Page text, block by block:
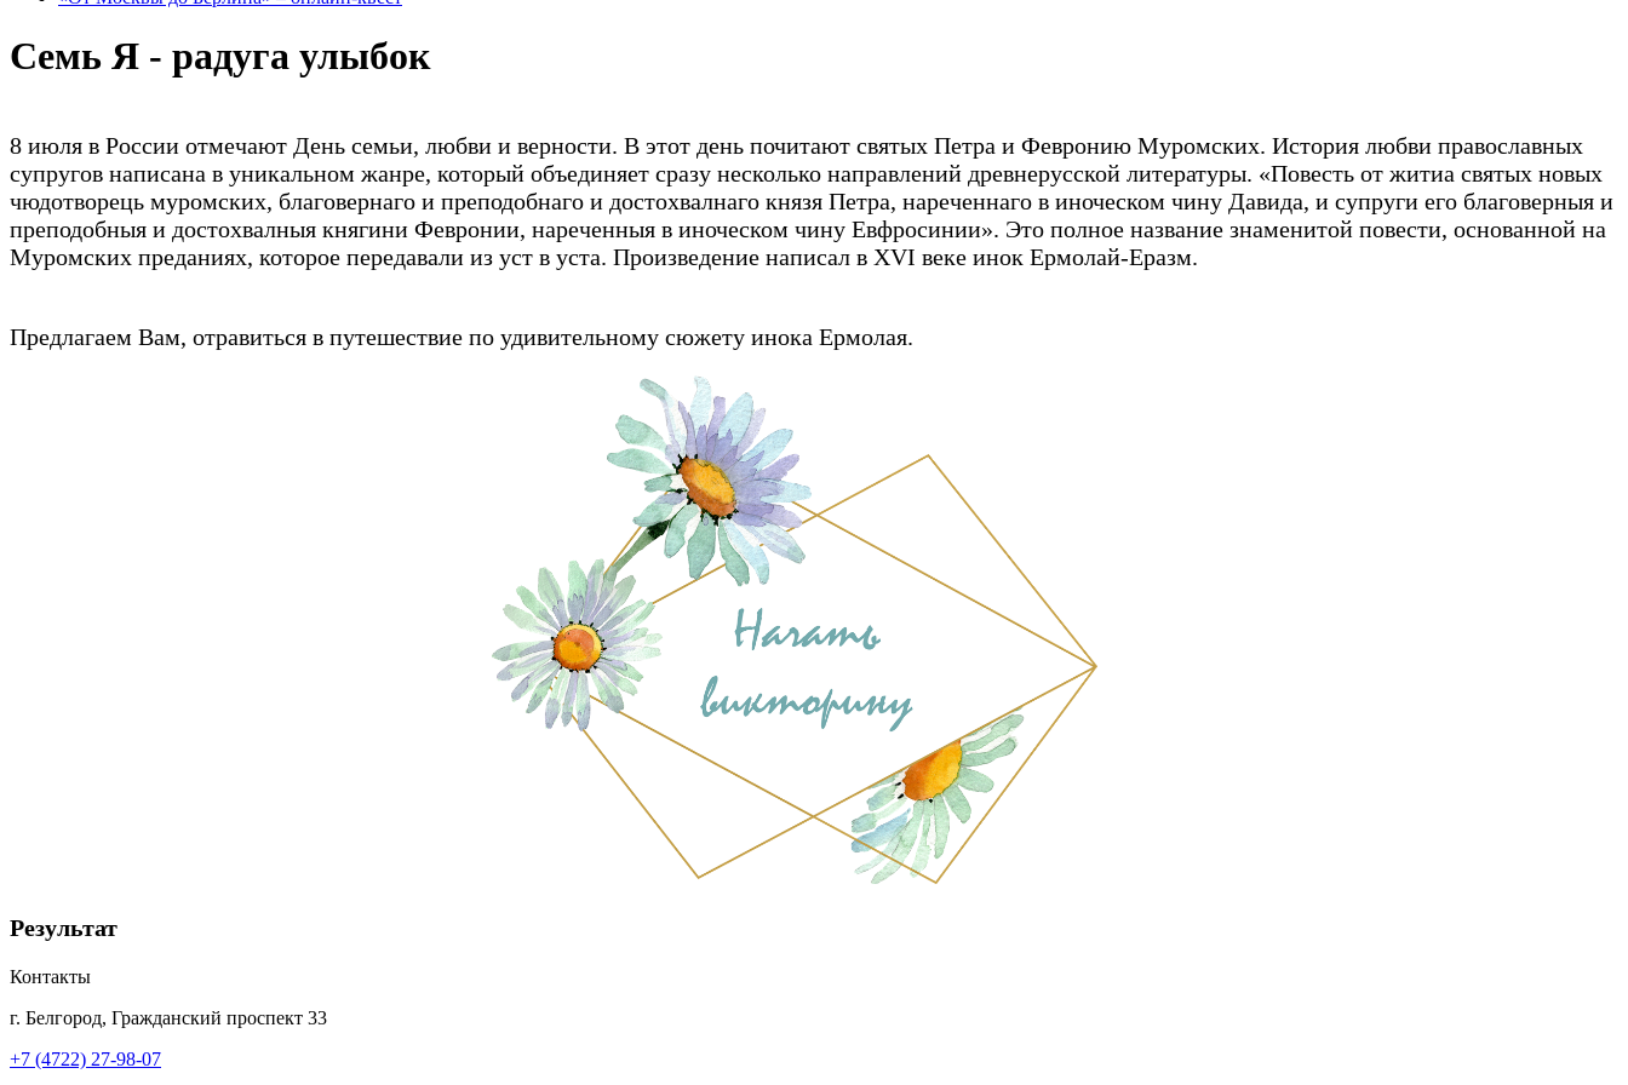
Семь Я - радуга улыбок
8 июля в России отмечают День семьи, любви и верности. В этот день почитают святых Петра и Февронию Муромских. История любви православных
супругов написана в уникальном жанре, который объединяет сразу несколько направлений древнерусской литературы. «Повесть от житиа святых новых
чюдотворець муромских, благовернаго и преподобнаго и достохвалнаго князя Петра, нареченнаго в иноческом чину Давида, и супруги его благоверныя и
преподобныя и достохвалныя княгини Февронии, нареченныя в иноческом чину Евфросинии». Это полное название знаменитой повести, основанной на
Муромских преданиях, которое передавали из уст в уста. Произведение написал в XVI веке инок Ермолай-Еразм.
Предлагаем Вам, отравиться в путешествие по удивительному сюжету инока Ермолая.
Результат
Контакты
г. Белгород, Гражданский проспект 33
+7 (4722) 27-98-07